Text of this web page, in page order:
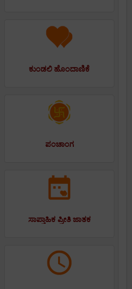
ಕುಂಡಲಿ ಹೊಂದಾಣಿಕೆ
ಪಂಚಾಂಗ
ಸಾಪ್ತಾಹಿಕ ಪ್ರೀತಿ ಜಾತಕ